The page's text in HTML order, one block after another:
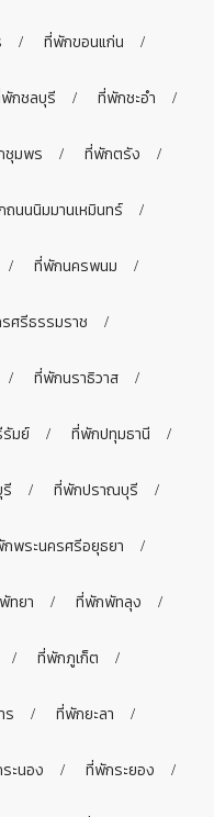
ที่พักขอนแก่น
กชลบุรี ที่พักชะอำ
ชุมพร ที่พักตรัง
นนนิมมานเหมินทร์
ที่พักนครพนม
ศรีธรรมราช
ที่พักนราธิวาส
มย์ ที่พักปทุมธานี
ที่พักปราณบุรี
พระนครศรีอยุธยา
ทยา ที่พักพัทลุง
ที่พักภูเก็ต
ร ที่พักยะลา
ะนอง ที่พักระยอง